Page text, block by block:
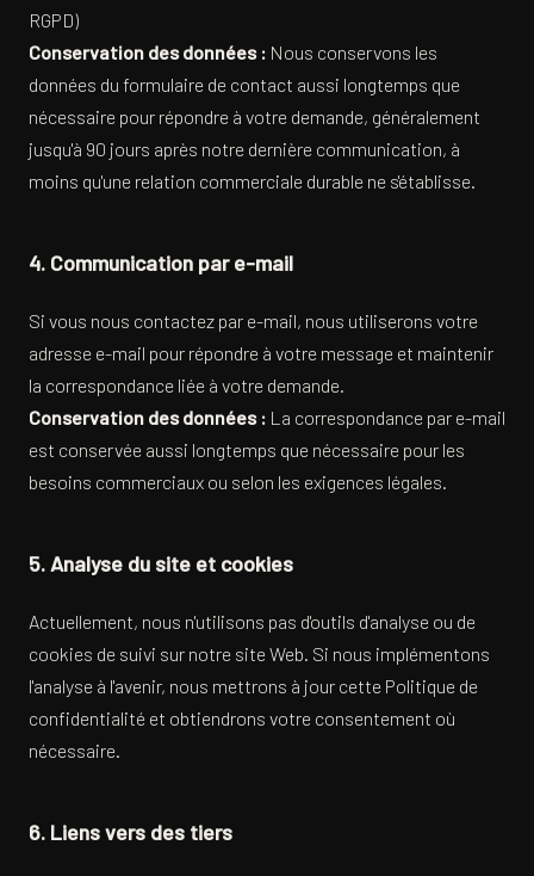
RGPD)
Conservation des données : Nous conservons les
données du formulaire de contact aussi longtemps que
nécessaire pour répondre à votre demande, généralement
jusqu'à 90 jours après notre dernière communication, à
moins qu'une relation commerciale durable ne s'établisse.
4. Communication par e-mail
Si vous nous contactez par e-mail, nous utiliserons votre
adresse e-mail pour répondre à votre message et maintenir
la correspondance liée à votre demande.
Conservation des données : La correspondance par e-mail
est conservée aussi longtemps que nécessaire pour les
besoins commerciaux ou selon les exigences légales.
5. Analyse du site et cookies
Actuellement, nous n'utilisons pas d'outils d'analyse ou de
cookies de suivi sur notre site Web. Si nous implémentons
l'analyse à l'avenir, nous mettrons à jour cette Politique de
confidentialité et obtiendrons votre consentement où
nécessaire.
6. Liens vers des tiers